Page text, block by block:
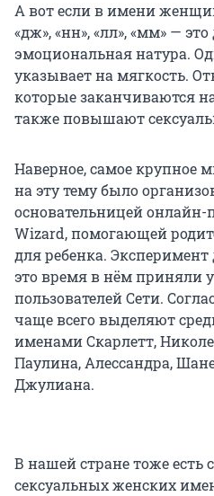
А вот если в имени
«дж», «нн», «лл», «мм» —
эмоциональная натура.
указывает на мягкость.
которые заканчиваются на
также повышают
Наверное, самое крупное
на эту тему было
основательницей
Wizard, помогающей
для ребенка. Эксперимент
это время в нём приняли
пользователей Сети.
чаще всего выделяют
именами Скарлетт,
Паулина, Алессандра,
Джулиана.
В нашей стране тоже есть
сексуальных женских